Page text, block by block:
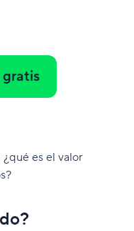
gratis
es el valor